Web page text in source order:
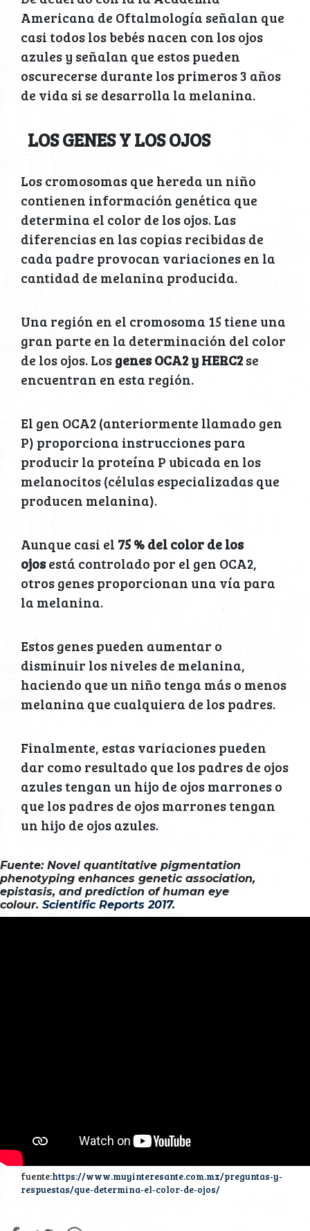
Americana de Oftalmología señalan que
casi todos los bebés nacen con los ojos
azules y señalan que estos pueden
oscurecerse durante los primeros 3 años
de vida si se desarrolla la melanina.
LOS GENES Y LOS OJOS
Los cromosomas que hereda un niño
contienen información genética que
determina el color de los ojos. Las
diferencias en las copias recibidas de
cada padre provocan variaciones en la
cantidad de melanina producida.
Una región en el cromosoma 15 tiene una
gran parte en la determinación del color
de los ojos. Losgenes OCA2 y HERC2se
encuentran en esta región.
El gen OCA2 (anteriormente llamado gen
P) proporciona instrucciones para
producir la proteína P ubicada en los
melanocitos (células especializadas que
producen melanina).
Aunque casi el 75 % del color de los
ojosestá controlado por el gen OCA2,
otros genes proporcionan una vía para
la melanina.
Estos genes pueden aumentar o
disminuir los niveles de melanina,
haciendo que un niño tenga más o menos
melanina que cualquiera de los padres.
Finalmente, estas variaciones pueden
dar como resultado que los padres de ojos
azules tengan un hijo de ojos marrones o
que los padres de ojos marrones tengan
un hijo de ojos azules.
Fuente: Novel quantitative pigmentation
phenotyping enhances genetic association,
epistasis, and prediction of human eye
colour. Scientific Reports 2017.
fuente:https://www.muyinteresante.com.mx/preguntas-y-
respuestas/que-determina-el-color-de-ojos/